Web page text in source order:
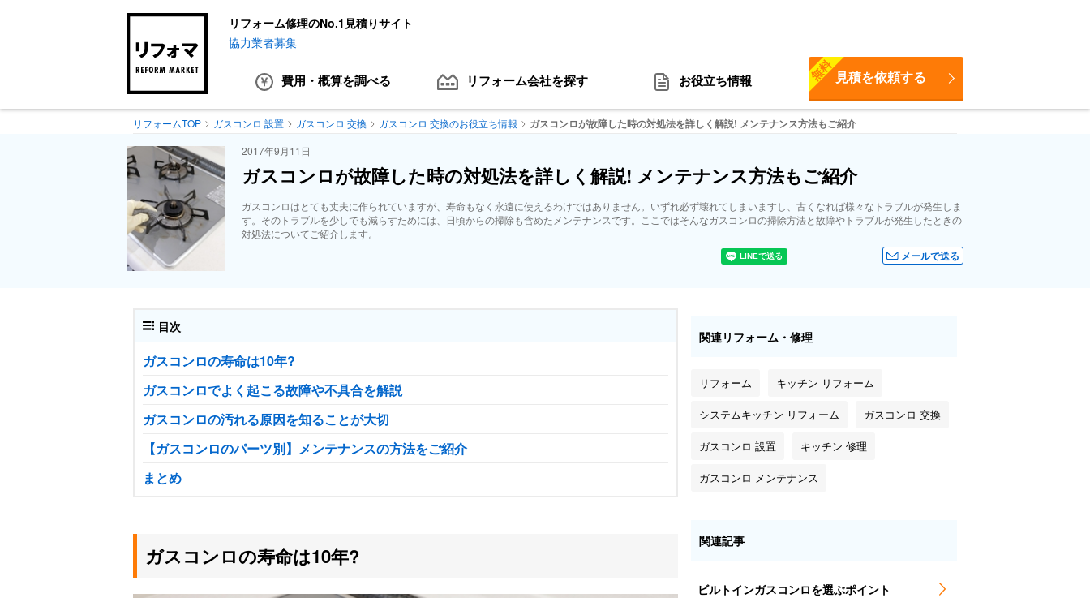
リフォーム修理のNo.1見積りサイト
協力業者募集
費用・概算を調べる リフォーム会社を探す お役立ち情報 見積を依頼する
無料
リフォームTOP ガスコンロ 設置 ガスコンロ 交換 ガスコンロ 交換のお役立ち情報 ガスコンロが故障した時の対処法を詳しく解説! メンテナンス方法もご紹介
2017年9月11日
ガスコンロが故障した時の対処法を詳しく解説! メンテナンス方法もご紹介
ガスコンロはとても丈夫に作られていますが、寿命もなく永遠に使えるわけではありません。いずれ必ず壊れてしまいますし、古くなれば様々なトラブルが発生しま
す。そのトラブルを少しでも減らすためには、日頃からの掃除も含めたメンテナンスです。ここではそんなガスコンロの掃除方法と故障やトラブルが発生したときの
対処法についてご紹介します。
メールで送る
目次
ガスコンロの寿命は10年?
ガスコンロでよく起こる故障や不具合を解説
ガスコンロの汚れる原因を知ることが大切
【ガスコンロのパーツ別】メンテナンスの方法をご紹介
まとめ
ガスコンロの寿命は10年?
関連リフォーム・修理
リフォーム キッチン リフォーム
システムキッチン リフォーム ガスコンロ 交換
ガスコンロ 設置 キッチン 修理
ガスコンロ メンテナンス
関連記事
ビルトインガスコンロを選ぶポイント